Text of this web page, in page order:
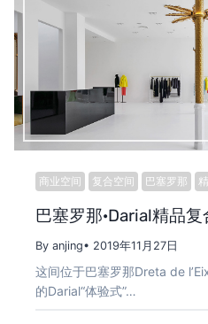
商业空间 复合空间 巴塞罗那
巴塞罗那·Darial精品
By anjing• 2019年11月27日
这间位于巴塞罗那Dreta de
的Darial“体验式”…